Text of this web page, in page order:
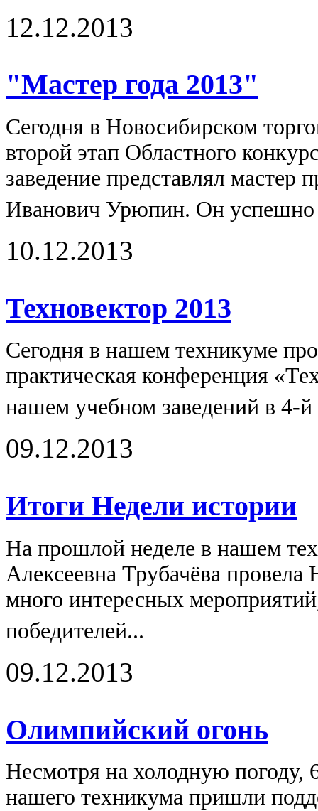
12.12.2013
"Мастер года 2013"
Сегодня в Новосибирском
второй этап Областного
заведение представлял мастер
Иванович Урюпин. Он успешно
10.12.2013
Техновектор 2013
Сегодня в нашем техникуме
практическая конференция
нашем учебном заведений в 4-й
09.12.2013
Итоги Недели истории
На прошлой неделе в нашем
Алексеевна Трубачёва
много интересных
победителей...
09.12.2013
Олимпийский огонь
Несмотря на холодную погоду,
нашего техникума пришли